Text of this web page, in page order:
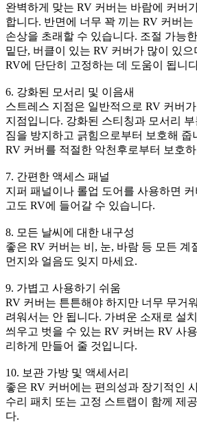
완벽하게 맞는 RV 커버는 바람에 커버
합니다. 반면에 너무 꽉 끼는 RV 커버
손상을 초래할 수 있습니다. 조절 가능
밑단, 버클이 있는 RV 커버가 많이 있
RV에 단단히 고정하는 데 도움이 됩니
6. 강화된 모서리 및 이음새
스트레스 지점은 일반적으로 RV 커버
지점입니다. 강화된 스티칭과 모서리
짐을 방지하고 긁힘으로부터 보호해 줍
RV 커버를 적절한 악천후로부터 보호
7. 간편한 액세스 패널
지퍼 패널이나 롤업 도어를 사용하면
고도 RV에 들어갈 수 있습니다.
8. 모든 날씨에 대한 내구성
좋은 RV 커버는 비, 눈, 바람 등 모든 계
먼지와 얼음도 잊지 마세요.
9. 가볍고 사용하기 쉬움
RV 커버는 튼튼해야 하지만 너무 무거
려워서는 안 됩니다. 가벼운 소재로 설
씌우고 벗을 수 있는 RV 커버는 RV 사
리하게 만들어 줄 것입니다.
10. 보관 가방 및 액세서리
좋은 RV 커버에는 편의성과 장기적인
수리 패치 또는 고정 스트랩이 함께 제
다.